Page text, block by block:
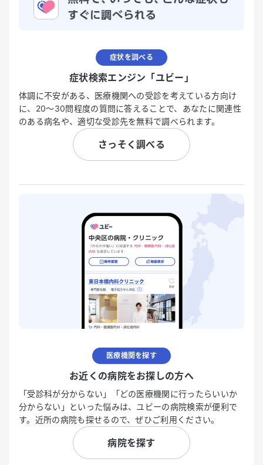
症状を調べる
症状検索エンジン「ユビー」
体調に不安がある、医療機関への受診を考えている方向け
に、20〜30問程度の質問に答えることで、あなたに関連性
のある病名や、適切な受診先を無料で調べられます。
さっそく調べる
医療機関を探す
お近くの病院をお探しの方へ
「受診科が分からない」「どの医療機関に行ったらいいか
分からない」といった悩みは、ユビーの病院検索が便利で
す。近所の病院も探せるので、ぜひご利用ください。
病院を探す